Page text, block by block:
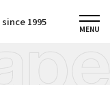
1995